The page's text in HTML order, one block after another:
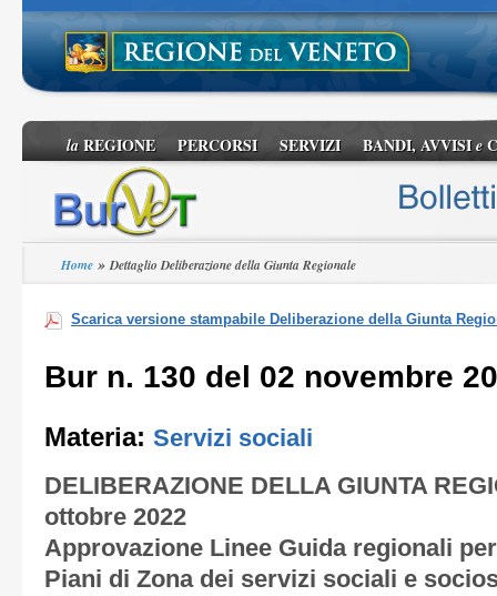
laREGIONE PERCORSI SERVIZI BANDI, AVVISIe
Home »Dettaglio Deliberazione della Giunta Regionale
Scarica versione stampabile Deliberazione della Giunta
Bur n. 130 del 02 novembre
Materia: Servizi sociali
DELIBERAZIONE DELLA GIUNTA
ottobre 2022
Approvazione Linee Guida regionali
Piani di Zona dei servizi sociali e